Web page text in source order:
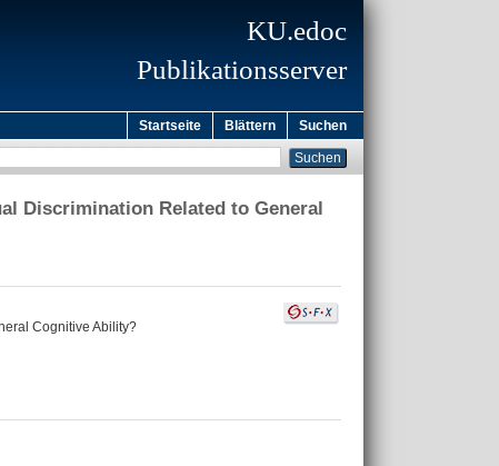
KU.edoc
Publikationsserver
Startseite Blättern Suchen
Discrimination Related to General
Cognitive Ability?